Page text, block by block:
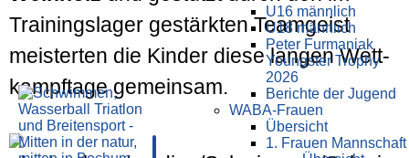
U16 männlich
U18 männlich
Peter Furmaniak
Youngster Trophy
2026
Berichte der Jugend
WABA-Frauen
Übersicht
1. Frauen Mannschaft
Trainings­lager gestärkten Team­geist
meisterten die Kinder diese langen Wett­
kampf­tage gemein­sam.